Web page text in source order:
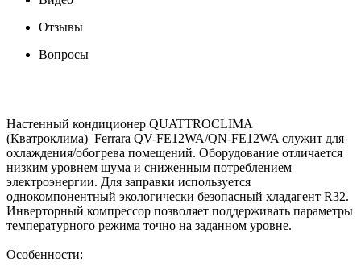
Отзывы
Вопросы
Настенный кондиционер QUATTROCLIMA
(Кватроклима) Ferrara QV-FE12WA/QN-FE12WA служит для
охлаждения/обогрева помещений. Оборудование отличается
низким уровнем шума и сниженным потреблением
электроэнергии. Для заправки используется
однокомпонентный экологически безопасный хладагент R32.
Инверторный компрессор позволяет поддерживать параметры
температурного режима точно на заданном уровне.
Особенности: